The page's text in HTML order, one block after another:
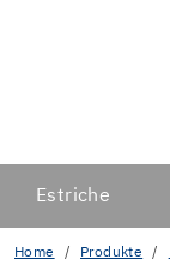
Estriche
Home Produkte